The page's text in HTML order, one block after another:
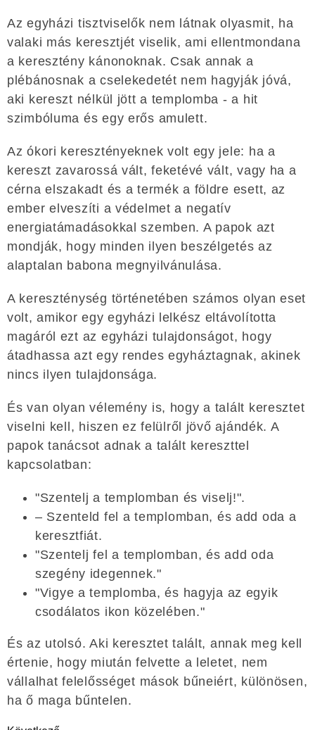
Az egyházi tisztviselők nem látnak olyasmit, ha
valaki más keresztjét viselik, ami ellentmondana
a keresztény kánonoknak. Csak annak a
plébánosnak a cselekedetét nem hagyják jóvá,
aki kereszt nélkül jött a templomba - a hit
szimbóluma és egy erős amulett.
Az ókori keresztényeknek volt egy jele: ha a
kereszt zavarossá vált, feketévé vált, vagy ha a
cérna elszakadt és a termék a földre esett, az
ember elveszíti a védelmet a negatív
energiatámadásokkal szemben. A papok azt
mondják, hogy minden ilyen beszélgetés az
alaptalan babona megnyilvánulása.
A kereszténység történetében számos olyan eset
volt, amikor egy egyházi lelkész eltávolította
magáról ezt az egyházi tulajdonságot, hogy
átadhassa azt egy rendes egyháztagnak, akinek
nincs ilyen tulajdonsága.
És van olyan vélemény is, hogy a talált keresztet
viselni kell, hiszen ez felülről jövő ajándék. A
papok tanácsot adnak a talált kereszttel
kapcsolatban:
"Szentelj a templomban és viselj!".
– Szenteld fel a templomban, és add oda a
keresztfiát.
"Szentelj fel a templomban, és add oda
szegény idegennek."
"Vigye a templomba, és hagyja az egyik
csodálatos ikon közelében."
És az utolsó. Aki keresztet talált, annak meg kell
értenie, hogy miután felvette a leletet, nem
vállalhat felelősséget mások bűneiért, különösen,
ha ő maga bűntelen.